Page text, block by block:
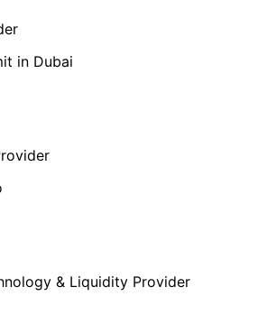
in Dubai
& Liquidity Provider